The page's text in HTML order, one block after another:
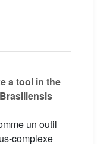
a tool in the
un outil
complexe